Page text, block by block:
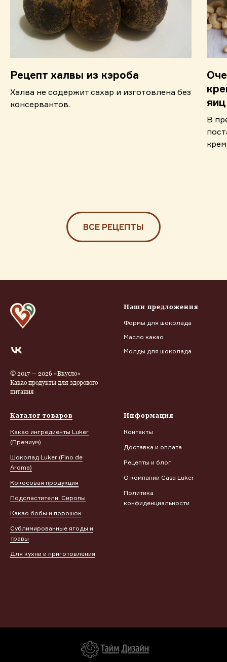
Рецепт халвы из кэроба
Халва не содержит сахар и изготовлена без
консервантов.
В
ВСЕ РЕЦЕПТЫ
© 2017 — 2026 «Вкусло»
Какао продукты для здорового
питания
Наши предложения
Формы для шоколада
Масло какао
Молды для шоколада
Каталог товаров
Какао ингредиенты Luker
(Премиум)
Шоколад Luker (Finо de
Aroma)
Кокосовая продукция
Подсластители, Сиропы
Какао бобы и порошок
Сублимированные ягоды и
травы
Для кухни и приготовления
Информация
Контакты
Доставка и оплата
Рецепты и блог
О компании Casa Luker
Политика
конфиденциальности